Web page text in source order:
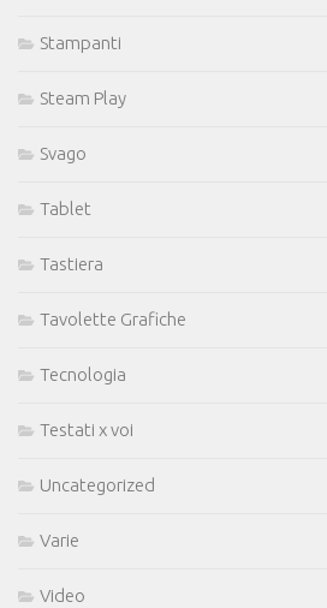
Stampanti
Steam Play
Svago
Tablet
Tastiera
Tavolette Grafiche
Tecnologia
Testati x voi
Uncategorized
Varie
Video